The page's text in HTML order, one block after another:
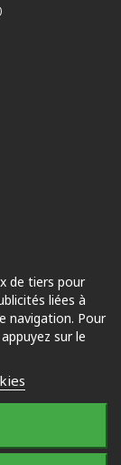
de tiers pour
liées à
navigation. Pour
sur le